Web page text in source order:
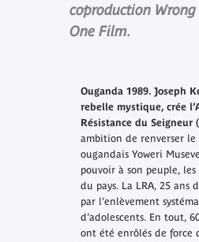
coproduction
One Film.
Ouganda 1989. Joseph
rebelle mystique, crée
Résistance du Seigneur
ambition de renverser le
ougandais Yoweri
pouvoir à son peuple,
du pays. La LRA, 25 ans
par l’enlèvement
d’adolescents. En tout,
ont été enrôlés de force